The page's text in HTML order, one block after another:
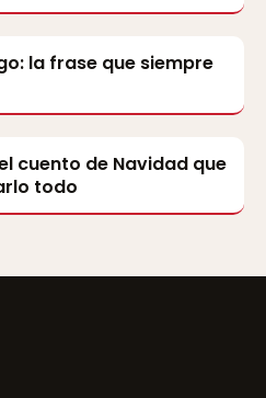
la frase que siempre
cuento de Navidad que
todo